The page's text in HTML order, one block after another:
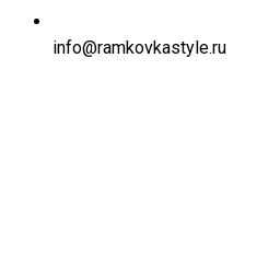
info@ramkovkastyle.ru